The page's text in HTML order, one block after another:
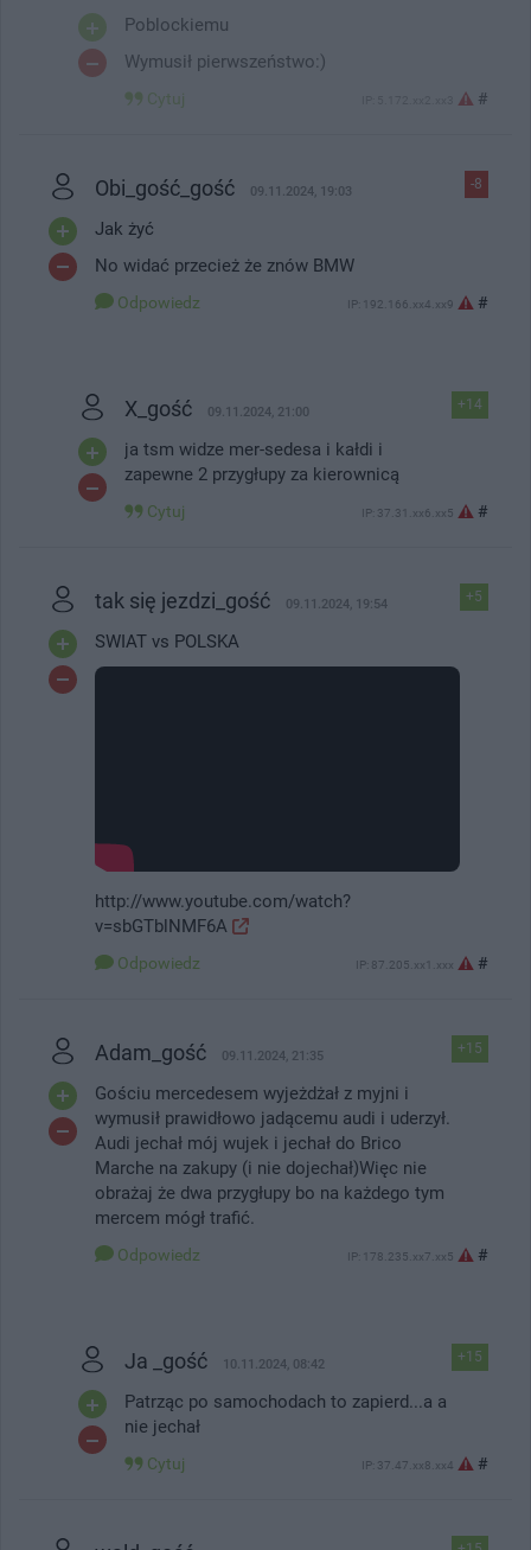
Poblockiemu
Wymusił pierwszeństwo:)
Cytuj #
-8
Obi_gość_gość 09.11.2024, 19:03
Jak żyć
No widać przecież że znów BMW
Odpowiedz IP: 192.166.xx4.xx9 #
+14
X_gość 09.11.2024, 21:00
ja tsm widze mer-sedesa i kałdi i
zapewne 2 przygłupy za kierownicą
Cytuj IP: 37.31.xx6.xx5 #
+5
tak się jezdzi_gość 09.11.2024, 19:54
SWIAT vs POLSKA
http://www.youtube.com/watch?
v=sbGTblNMF6A
Odpowiedz IP: 87.205.xx1.xxx #
+15
Adam_gość 09.11.2024, 21:35
Gościu mercedesem wyjeżdżał z myjni i
wymusił prawidłowo jadącemu audi i uderzył.
Audi jechał mój wujek i jechał do Brico
Marche na zakupy (i nie dojechał)Więc nie
obrażaj że dwa przygłupy bo na każdego tym
mercem mógł trafić.
Odpowiedz IP: 178.235.xx7.xx5 #
+15
Ja _gość 10.11.2024, 08:42
Patrząc po samochodach to zapierd...a a
nie jechał
Cytuj IP: 37.47.xx8.xx4 #